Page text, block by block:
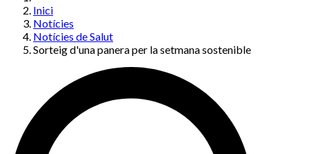
Inici
Notícies
Notícies de Salut
Sorteig d'una panera per la setmana sostenible